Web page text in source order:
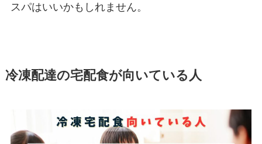
スパはいいかもしれません。
冷凍配達の宅配食が向いている人